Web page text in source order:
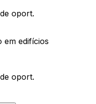
oport.
em edifícios
oport.